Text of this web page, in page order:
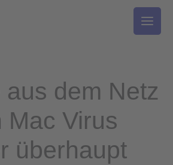
aus dem Netz
Mac Virus
überhaupt